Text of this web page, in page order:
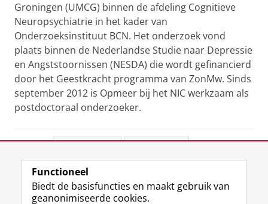
Groningen (UMCG) binnen de afdeling Cognitieve
Neuropsychiatrie in het kader van
Onderzoeksinstituut BCN. Het onderzoek vond
plaats binnen de Nederlandse Studie naar Depressie
en Angststoornissen (NESDA) die wordt gefinancierd
door het Geestkracht programma van ZonMw. Sinds
september 2012 is Opmeer bij het NIC werkzaam als
postdoctoraal onderzoeker.
View this page in:English
Functioneel
Biedt de basisfuncties en maakt gebruik van
geanonimiseerde cookies.